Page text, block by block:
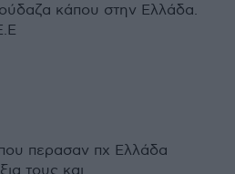
κάπου στην Ελλάδα.
περασαν πχ Ελλάδα